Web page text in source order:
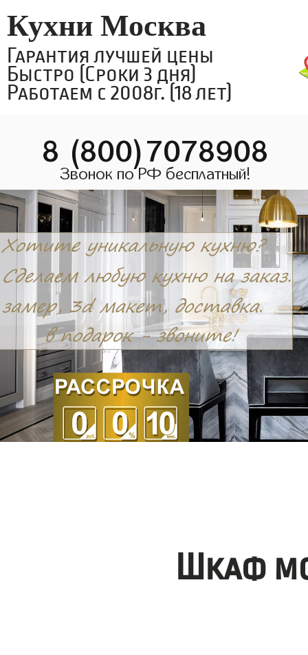
Кухни Москва
Гарантия лучшей цены
Быстро (Сроки 3 дня)
Работаем с 2008г. (18 лет)
8 (800)7078908
Звонок по РФ бесплатный!
Шкаф